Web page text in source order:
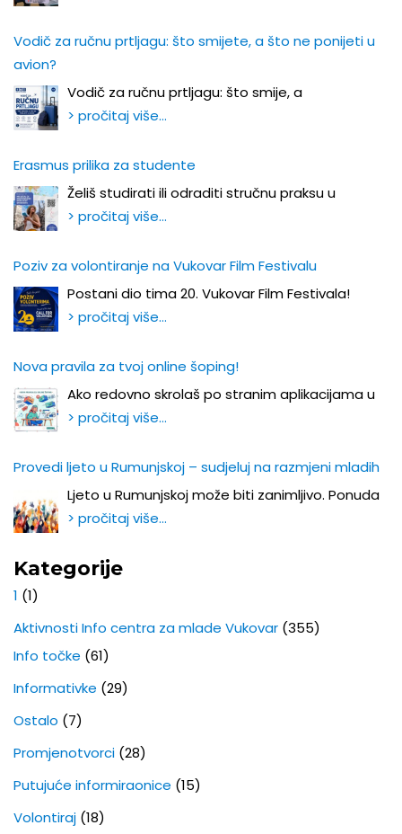
Vodič za ručnu prtljagu: što smijete, a što ne ponijeti u
avion?
Vodič za ručnu prtljagu: što smije, a
> pročitaj više…
Erasmus prilika za studente
Želiš studirati ili odraditi stručnu praksu u
> pročitaj više…
Poziv za volontiranje na Vukovar Film Festivalu
Postani dio tima 20. Vukovar Film Festivala!
> pročitaj više…
Nova pravila za tvoj online šoping!
Ako redovno skrolaš po stranim aplikacijama u
> pročitaj više…
Provedi ljeto u Rumunjskoj – sudjeluj na razmjeni mladih
Ljeto u Rumunjskoj može biti zanimljivo. Ponuda
> pročitaj više…
Kategorije
1 (1)
Aktivnosti Info centra za mlade Vukovar (355)
Info točke (61)
Informativke (29)
Ostalo (7)
Promjenotvorci (28)
Putujuće informiraonice (15)
Volontiraj (18)